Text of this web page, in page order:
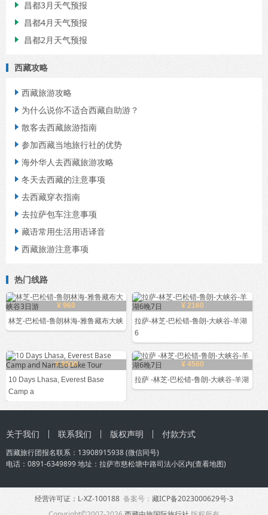
 昌都3月天气预报
 昌都4月天气预报
 昌都2月天气预报
西藏攻略
 西藏旅游攻略
 为什么说你不适合西藏自助游？
 散客去西藏旅游指南
 参加西藏当地旅行社的优势
 海外华人去西藏旅游攻略
 冬天去西藏的注意事项
 去西藏穿衣指南
 去拉萨包车注意事项
 藏语常用生活用语译音
 西藏旅游注意事项
热门线路
¥ 960
林芝-巴松错-鲁朗林海-雅鲁藏布大峡
¥ 2160
拉萨-林芝-巴松错-鲁朗-大峡谷-羊湖
6
¥ 8500
10 Days Lhasa, Everest Base
Camp a
¥ 4560
拉萨 -林芝-巴松错-鲁朗-大峡谷-羊湖
关于我们 联系我们 版权声明 付款方式
西藏旅行团报名联系： 13908915938(微信同号)
电话：0891-6349899 地址：拉萨市慈松塘中路司法小区内(查看地图)
经营许可证：L-XZ-100188 备案号： 藏ICP备2023000629号-3